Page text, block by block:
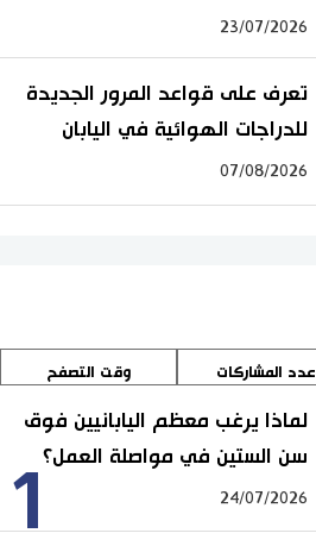
23/07/2026
تعرف على قواعد المرور الجديدة
للدراجات الهوائية في اليابان
07/08/2026
عدد المشاركات وقت التصفح
1
لماذا يرغب معظم اليابانيين فوق
سن الستين في مواصلة العمل؟
24/07/2026